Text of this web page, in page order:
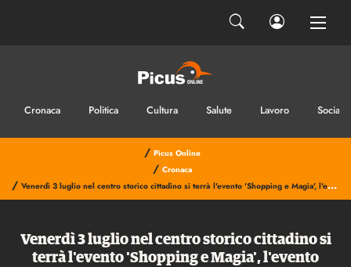
Cronaca Politica Cultura Salute Lavoro Sociale
/ Picus Online
/ Cronaca
/ Venerdì 3 luglio nel centro storico cittadino si terrà l'evento 'Shopping e Magia', l'evento dedicato all'attesa dei saldi estivi
Venerdì 3 luglio nel centro storico cittadino si
terrà l'evento 'Shopping e Magia', l'evento